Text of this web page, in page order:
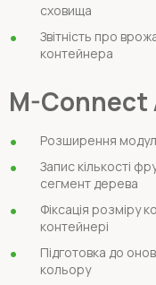
сховища
Звітність про
контейнера
M-Connect
Розширення
Запис кількості
сегмент дерева
Фіксація розміру
контейнері
Підготовка до
кольору